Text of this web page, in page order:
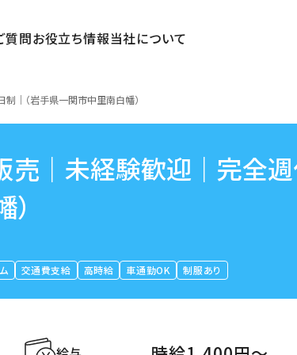
質問お役立ち情報当社について
｜（岩手県一関市中里南白幡）
売｜未経験歓迎｜完全
交通費支給 高時給 車通勤OK 制服あり